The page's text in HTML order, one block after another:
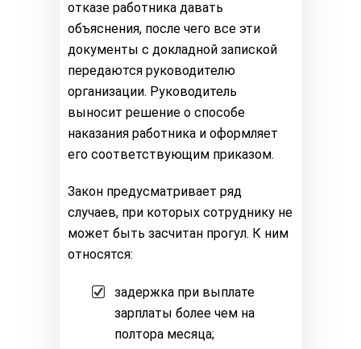
отказе работника давать
объяснения, после чего все эти
документы с докладной запиской
передаются руководителю
организации. Руководитель
выносит решение о способе
наказания работника и оформляет
его соответствующим приказом.
Закон предусматривает ряд
случаев, при которых сотруднику не
может быть засчитан прогул. К ним
относятся:
задержка при выплате
зарплаты более чем на
полтора месяца;